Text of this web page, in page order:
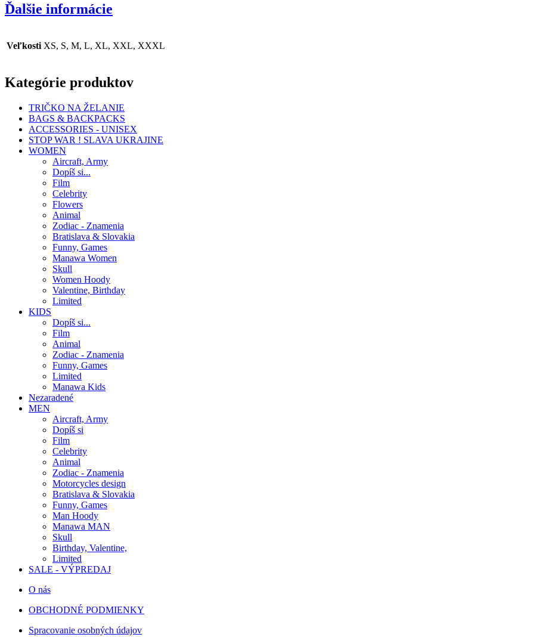
Ďalšie informácie
Veľkosti XS, S, M, L, XL, XXL, XXXL
Kategórie produktov
TRIČKO NA ŽELANIE
BAGS & BACKPACKS
ACCESSORIES - UNISEX
STOP WAR ! SLAVA UKRAJINE
WOMEN
Aircraft, Army
Dopíš si...
Film
Celebrity
Flowers
Animal
Zodiac - Znamenia
Bratislava & Slovakia
Funny, Games
Manawa Women
Skull
Women Hoody
Valentine, Birthday
Limited
KIDS
Dopíš si...
Film
Animal
Zodiac - Znamenia
Funny, Games
Limited
Manawa Kids
Nezaradené
MEN
Aircraft, Army
Dopíš si
Film
Celebrity
Animal
Zodiac - Znamenia
Motorcycles design
Bratislava & Slovakia
Funny, Games
Man Hoody
Manawa MAN
Skull
Birthday, Valentine,
Limited
SALE - VÝPREDAJ
O nás
OBCHODNÉ PODMIENKY
Spracovanie osobných údajov